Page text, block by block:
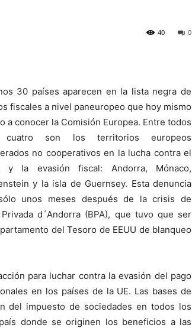
0
40
30 países aparecen en la lista negra de
fiscales a nivel paneuropeo que hoy mismo
a conocer la Comisión Europea. Entre todos
cuatro son los territorios europeos
no cooperativos en la lucha contra el
y la evasión fiscal: Andorra, Mónaco,
y la isla de Guernsey. Esta denuncia
unos meses después de la crisis de
Privada d´Andorra (BPA), que tuvo que ser
del Tesoro de EEUU de blanqueo
para luchar contra la evasión del pago
en los países de la UE. Las bases de
del impuesto de sociedades en todos los
donde se originen los beneficios a las